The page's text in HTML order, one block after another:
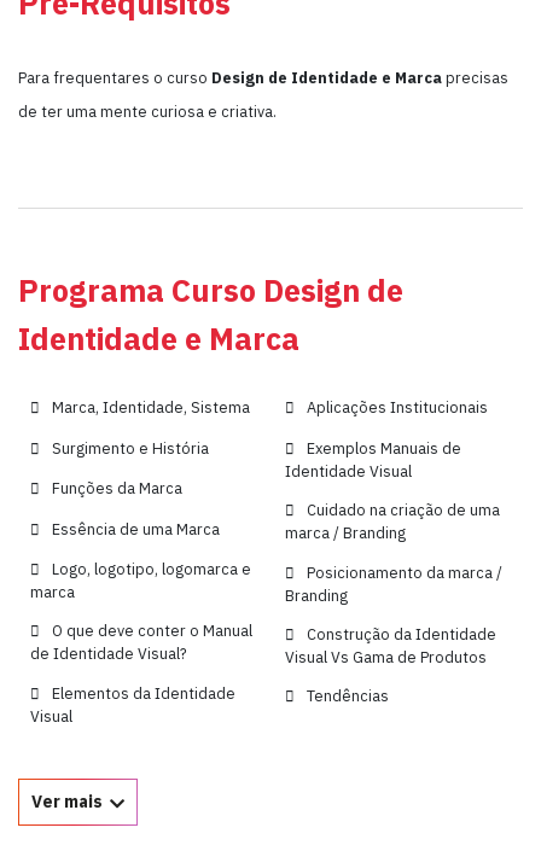
Para frequentares o curso Design de Identidade e Marcaprecisas
de ter uma mente curiosa e criativa.
Programa Curso Design de
Identidade e Marca
Marca, Identidade, Sistema
Surgimento e História
Funções da Marca
Essência de uma Marca
Logo, logotipo, logomarca e
marca
O que deve conter o Manual
de Identidade Visual?
Elementos da Identidade
Visual
Aplicações Institucionais
Exemplos Manuais de
Identidade Visual
Cuidado na criação de uma
marca / Branding
Posicionamento da marca /
Branding
Construção da Identidade
Visual Vs Gama de Produtos
Tendências
Ver mais